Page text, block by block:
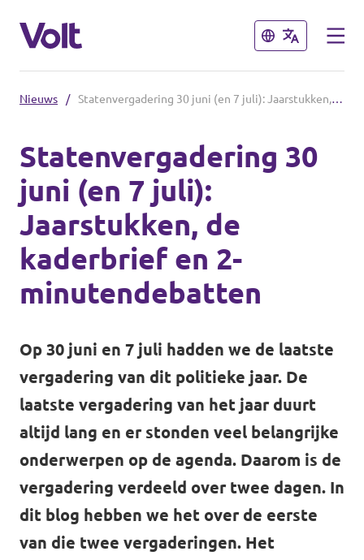
Sluiten
Volt Nederland
Volt Alkmaar
Volt Amsterdam
Volt Haarlem
Sluiten
Standpunten
Over Volt
Mensen
Nieuws
Agenda
Volt Haarlem
Nieuws / Statenvergadering 30 juni (en 7 juli): Jaarstukken, de kaderbrief en 2-minutendebatten
Statenvergadering 30
juni (en 7 juli):
Jaarstukken, de
kaderbrief en 2-
minutendebatten
Op 30 juni en 7 juli hadden we de laatste
vergadering van dit politieke jaar. De
laatste vergadering van het jaar duurt
altijd lang en er stonden veel belangrijke
onderwerpen op de agenda. Daarom is de
vergadering verdeeld over twee dagen. In
dit blog hebben we het over de eerste
van die twee vergaderingen. Het